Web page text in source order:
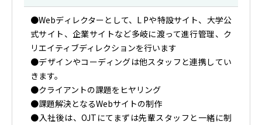
●Webディレクターとして、L Pや特設サイト、大学公
式サイト、企業サイトなど多岐に渡って進行管理、ク
リエイティブディレクションを行います
●デザインやコーディングは他スタッフと連携してい
きます。
●クライアントの課題をヒヤリング
●課題解決となるWebサイトの制作
●入社後は、OJTにてまずは先輩スタッフと一緒に制